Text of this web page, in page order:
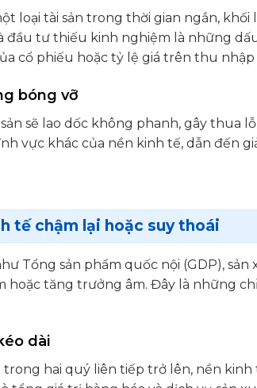
loại tài sản trong thời gian ngắn,
đầu tư thiếu kinh nghiệm là những
cổ phiếu hoặc tỷ lệ giá trên thu
bóng vỡ
sẽ lao dốc không phanh, gây thua
vực khác của nền kinh tế, dẫn đến
tế chậm lại hoặc suy thoái
Tổng sản phẩm quốc nội (GDP),
hoặc tăng trưởng âm. Đây là những
dài
trong hai quý liên tiếp trở lên, nền